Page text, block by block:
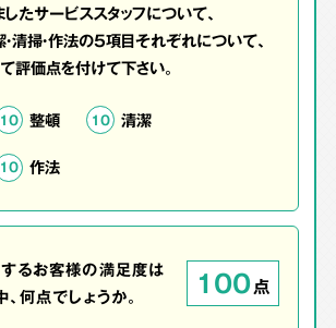
たサービススタッフについて、
・清掃・作法の5項目それぞれについて、
評価点を付けて下さい。
10 整頓 10 清潔
10 作法
るお客様の満足度は
何点でしょうか。
100点